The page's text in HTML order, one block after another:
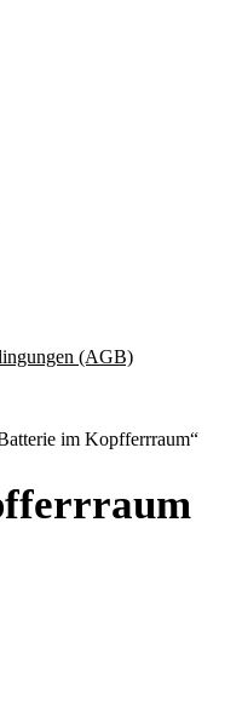
(AGB)
im Kopfferrraum“